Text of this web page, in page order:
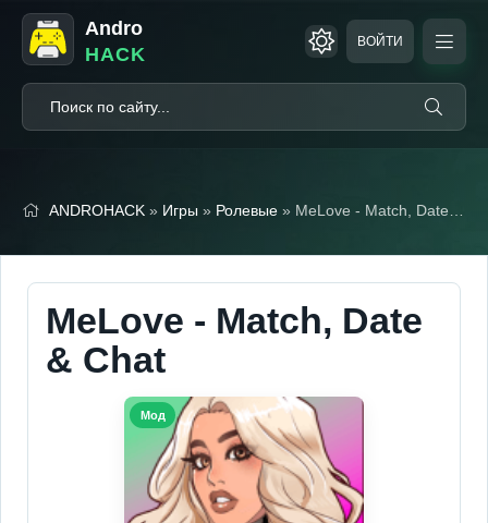
Andro
HACK
ВОЙТИ
ANDROHACK » Игры » Ролевые » MeLove - Match, Date & Chat (Мод меню)
MeLove - Match, Date
& Chat
Мод